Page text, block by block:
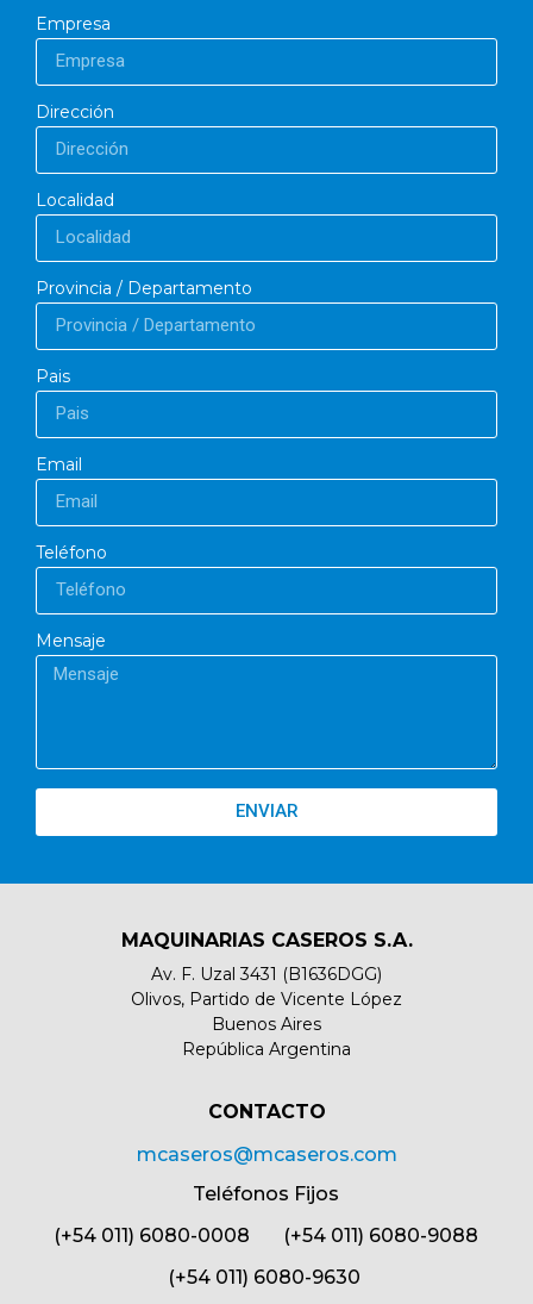
Empresa
Dirección
Localidad
Provincia / Departamento
Pais
Email
Teléfono
Mensaje
ENVIAR
MAQUINARIAS CASEROS S.A.
Av. F. Uzal 3431 (B1636DGG)
Olivos, Partido de Vicente López
Buenos Aires
República Argentina
CONTACTO​
mcaseros@mcaseros.com
Teléfonos Fijos
(+54 011) 6080-0008 (+54 011) 6080-9088
(+54 011) 6080-9630